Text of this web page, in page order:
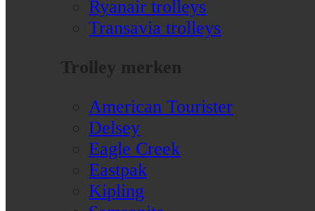
Ryanair trolleys
Transavia trolleys
Trolley merken
American Tourister
Delsey
Eagle Creek
Eastpak
Kipling